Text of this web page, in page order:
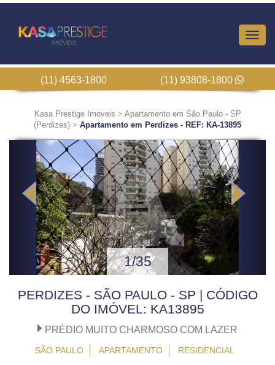
(11) 4563-1800 (11) 93808-1800
Kasa Prestige Imoveis > Apartamento em São Paulo - SP
(Perdizes) > Apartamento em Perdizes - REF: KA-13895
1/35
Previous
PERDIZES - SÃO PAULO - SP | CÓDIGO
DO IMÓVEL: KA13895
PRÉDIO MUITO CHARMOSO COM LAZER
SÃO PAULO APARTAMENTO RESIDENCIAL